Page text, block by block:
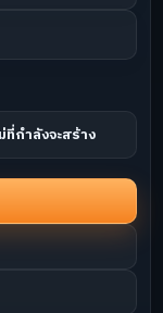
ที่กำลังจะสร้าง